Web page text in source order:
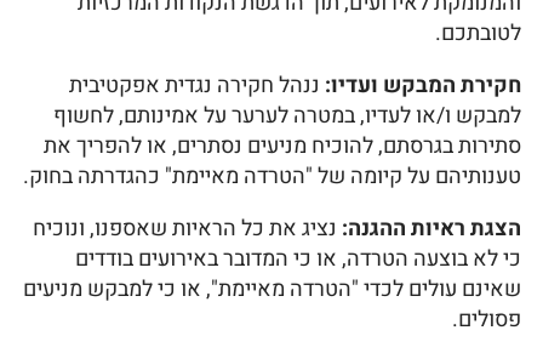
לטובתכם.
חקירת המבקש ועדיו: ננהל חקירה נגדית אפקטיבית
למבקש ו/או לעדיו, במטרה לערער על אמינותם, לחשוף
סתירות בגרסתם, להוכיח מניעים נסתרים, או להפריך את
טענותיהם על קיומה של "הטרדה מאיימת" כהגדרתה בחוק.
הצגת ראיות ההגנה: נציג את כל הראיות שאספנו, ונוכיח
כי לא בוצעה הטרדה, או כי המדובר באירועים בודדים
שאינם עולים לכדי "הטרדה מאיימת", או כי למבקש מניעים
פסולים.